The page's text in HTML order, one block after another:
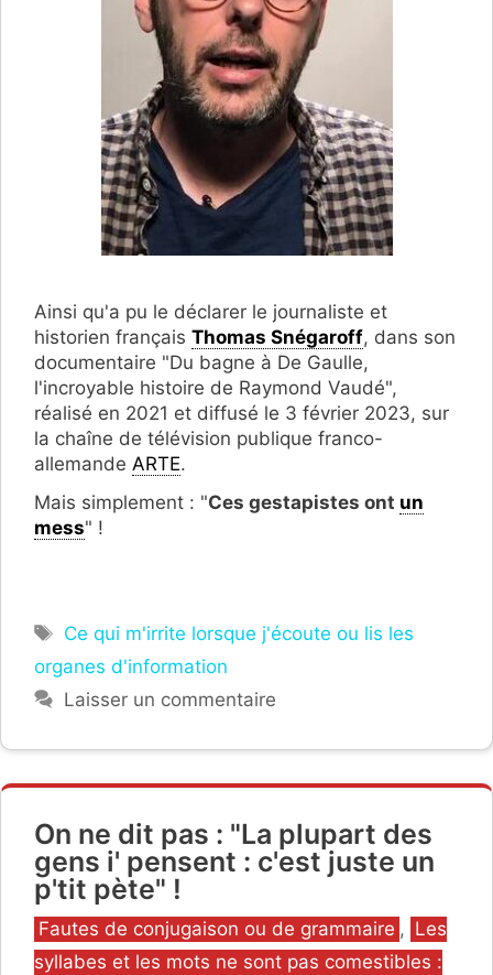
Ainsi qu'a pu le déclarer le journaliste et
historien français Thomas Snégaroff, dans son
documentaire "Du bagne à De Gaulle,
l'incroyable histoire de Raymond Vaudé",
réalisé en 2021 et diffusé le 3 février 2023, sur
la chaîne de télévision publique franco-
allemande ARTE.
Mais simplement : "Ces gestapistes ont un
mess" !
Étiquettes
Ce qui m'irrite lorsque j'écoute ou lis les
organes d'information
Laisser un commentaire
On ne dit pas : "La plupart des
gens i' pensent : c'est juste un
p'tit pète" !
Catégories
Fautes de conjugaison ou de grammaire , Les
syllabes et les mots ne sont pas comestibles :